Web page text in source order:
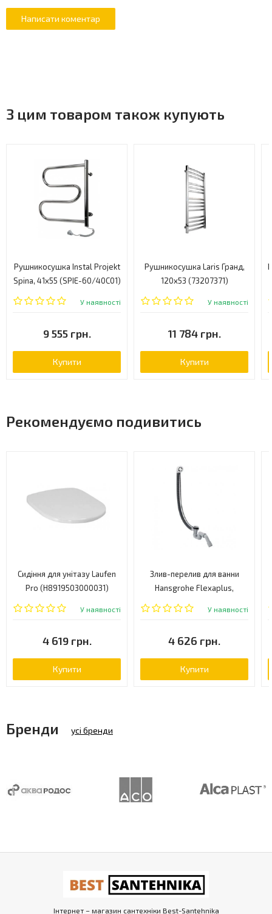
З цим товаром також купують
Рушникосушка Instal Projekt
Spina, 41x55 (SPIE-60/40C01)
У наявності
9 555 грн.
Купити
Рушникосушка Laris Гранд,
120x53 (73207371)
У наявності
11 784 грн.
Купити
Рекомендуємо подивитись
Сидіння для унітазу Laufen
Pro (H8919503000031)
У наявності
4 619 грн.
Купити
Злив-перелив для ванни
Hansgrohe Flexaplus,
напівавтомат (58141180)
У наявності
4 626 грн.
Купити
Бренди усі бренди
Інтернет – магазин сантехніки Best-Santehnika